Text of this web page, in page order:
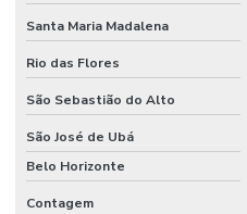
Santa Maria Madalena
Rio das Flores
São Sebastião do Alto
São José de Ubá
Belo Horizonte
Contagem